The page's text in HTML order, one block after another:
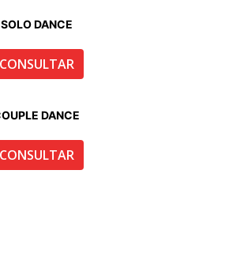
SOLO DANCE
CONSULTAR
DANCE
CONSULTAR